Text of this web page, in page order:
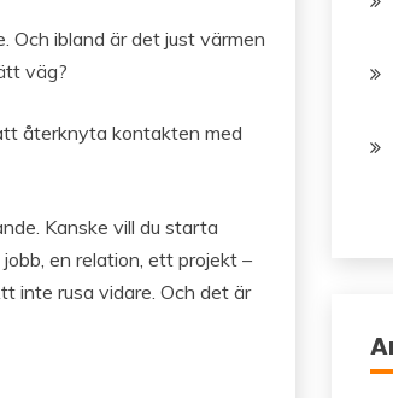
ibland är det just värmen
väg?
återknyta kontakten med
Kanske vill du starta
en relation, ett projekt –
inte rusa vidare. Och det är